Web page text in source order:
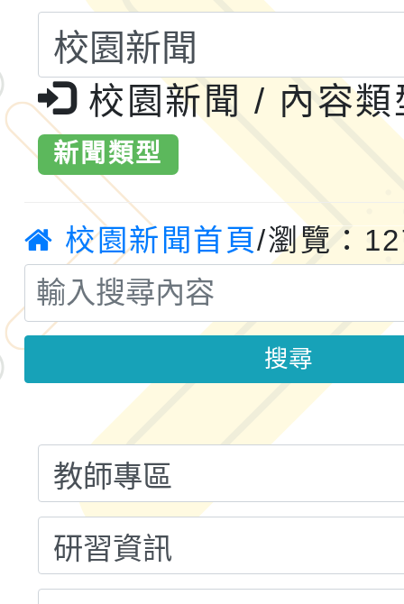
共運輸服務，鼓勵民眾
桃「我的減碳存摺2.0
案，詳如說明，請參閱
115年第二屆全國原住
2026年新北亞洲盃暨
鐵人三項錦標賽
桃園市115學年度學生
「2026年『王牌愛／
運動系列徵選頒獎典禮
成果展」
2026城鎮韌性防空演習
桃園市大溪自造教育及
年八月份教師研習
國立成功大學辦理「台
融平台-教案暨教學示
115學年度「學習扶助
計畫子計畫十一-2：國
小時認證研習計畫」
115年度「教育部表揚
義教育推展貢獻獎」實
校園新聞 / 內容類
新聞類型
校園新聞首頁/瀏覽：
搜尋